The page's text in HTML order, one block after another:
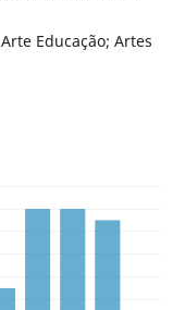
Educação; Artes